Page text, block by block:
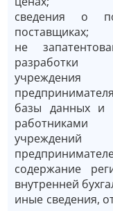
сведения о
поставщиках;
не
разработки
базы данных и
работниками
содержание
внутренней
иные сведения,